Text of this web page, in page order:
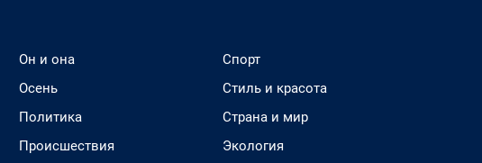
Он и она
Осень
Политика
Происшествия
Спорт
Стиль и красота
Страна и мир
Экология